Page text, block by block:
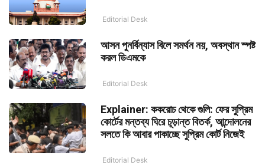
Editorial Desk
আসন পুনর্বিন্যাস বিলে সমর্থন নয়, অবস্থান স্পষ্ট
করল ডিএমকে
Editorial Desk
Explainer: ককরোচ থেকে গুলি: ফের সুপ্রিম
কোর্টের মন্তব্য ঘিরে চূড়ান্ত বিতর্ক, আন্দোলনের
সলতে কি আবার পাকাচ্ছে সুপ্রিম কোর্ট নিজেই
Editorial Desk